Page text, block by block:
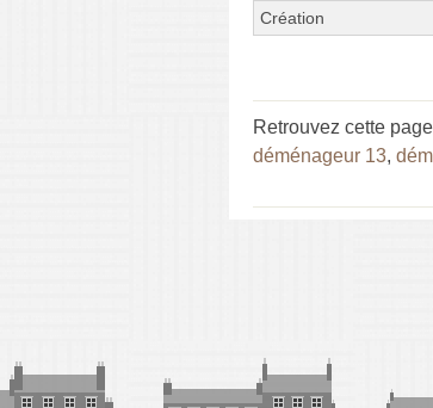
Création
Retrouvez cette
déménageur 13,